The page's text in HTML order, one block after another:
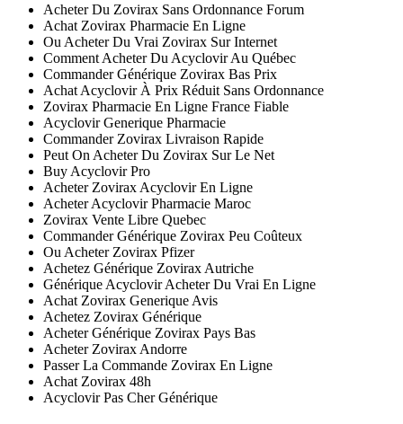
Acheter Du Zovirax Sans Ordonnance Forum
Achat Zovirax Pharmacie En Ligne
Ou Acheter Du Vrai Zovirax Sur Internet
Comment Acheter Du Acyclovir Au Québec
Commander Générique Zovirax Bas Prix
Achat Acyclovir À Prix Réduit Sans Ordonnance
Zovirax Pharmacie En Ligne France Fiable
Acyclovir Generique Pharmacie
Commander Zovirax Livraison Rapide
Peut On Acheter Du Zovirax Sur Le Net
Buy Acyclovir Pro
Acheter Zovirax Acyclovir En Ligne
Acheter Acyclovir Pharmacie Maroc
Zovirax Vente Libre Quebec
Commander Générique Zovirax Peu Coûteux
Ou Acheter Zovirax Pfizer
Achetez Générique Zovirax Autriche
Générique Acyclovir Acheter Du Vrai En Ligne
Achat Zovirax Generique Avis
Achetez Zovirax Générique
Acheter Générique Zovirax Pays Bas
Acheter Zovirax Andorre
Passer La Commande Zovirax En Ligne
Achat Zovirax 48h
Acyclovir Pas Cher Générique